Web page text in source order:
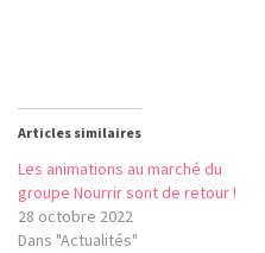
Articles similaires
Les animations au marché du
groupe Nourrir sont de retour !
28 octobre 2022
Dans "Actualités"